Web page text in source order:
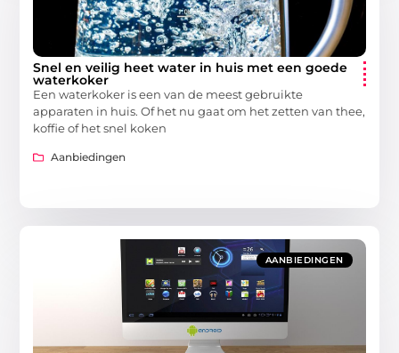
Snel en veilig heet water in huis met een goede
waterkoker
Een waterkoker is een van de meest gebruikte
apparaten in huis. Of het nu gaat om het zetten van thee,
koffie of het snel koken
Aanbiedingen
AANBIEDINGEN